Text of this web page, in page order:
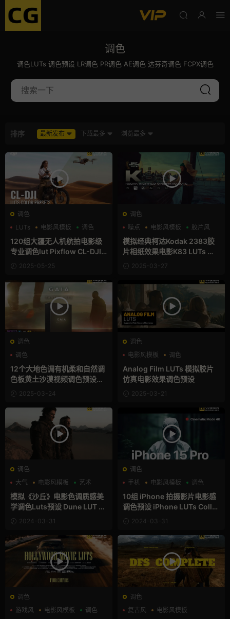
调色
调色LUTs 调色预设 LR调色 PR调色 AE调色 达芬奇调色 FCPX调色
排序 最新发布 下载最多 浏览最多
调色
LUTs
电影风模板 调色
120组大疆无人机航拍电影级
专业调色lut Pixflow CL-DJI
Drone LUTs
2025-05-25
调色
噪点
电影风模板 胶片风
模拟经典柯达Kodak 2383胶
片相纸效果电影K83 LUTs 调
色预设2025-03-27
调色
调色
12个大地色调有机柔和自然调
色板黄土沙漠视频调色预设Ga
ia LUTs
2025-03-24
调色
电影风模板
调色
Analog Film LUTs 模拟胶片
仿真电影效果调色预设
2025-03-21
调色
大气
电影风模板 艺术
模拟《沙丘》电影色调质感美
学调色Luts预设 Dune LUT –
Colorist Foundry
2024-03-31
调色
手机
电影风模板 调色
10组 iPhone 拍摄影片电影感
调色预设 iPhone LUTs Colle
ction2024-03-31
调色
游戏风
电影风模板 调色
调色
复古风
电影风模板